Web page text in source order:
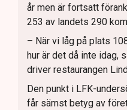
år men är fortsatt
253 av landets 290
– När vi låg på plats
hur är det då inte idag,
driver restaurangen
Den punkt i LFK-
får sämst betyg av